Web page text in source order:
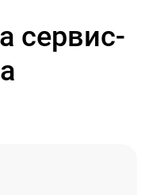
сервис-